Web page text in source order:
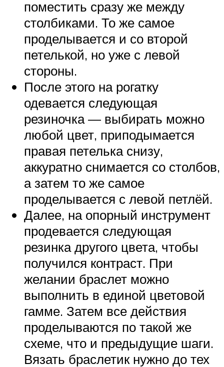
поместить сразу же между
столбиками. То же самое
проделывается и со второй
петелькой, но уже с левой
стороны.
После этого на рогатку
одевается следующая
резиночка — выбирать можно
любой цвет, приподымается
правая петелька снизу,
аккуратно снимается со столбов,
а затем то же самое
проделывается с левой петлёй.
Далее, на опорный инструмент
продевается следующая
резинка другого цвета, чтобы
получился контраст. При
желании браслет можно
выполнить в единой цветовой
гамме. Затем все действия
проделываются по такой же
схеме, что и предыдущие шаги.
Вязать браслетик нужно до тех